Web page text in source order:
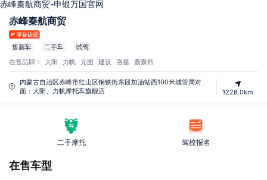
赤峰秦航商贸-申银万国官网
赤峰秦航商贸
售新车 二手车 试驾
在售品牌： 大阳 力帆 元图 建设 洛嘉 轰轰烈
内蒙古自治区赤峰市红山区钢铁街东段加油站西100米城管局对
面：大阳、力帆摩托车旗舰店
1228.0km
二手摩托 驾校报名
在售车型